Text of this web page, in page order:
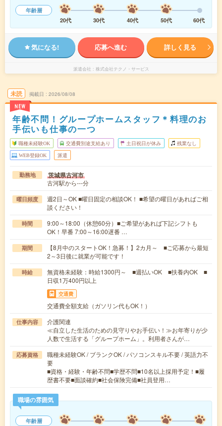
年齢層
20代
30代 40代 50代 60代
気になる! 応募へ進む 詳しく見る
派遣会社 株式会社テクノ・サービス
未読
NEW
掲載日 2026/08/08
年齢不問！グループホームスタッフ＊料理のお
手伝いも仕事の一つ
職種未経験OK 交通費別途支給あり 土日祝日が休み 残業なし
WEB登録OK 派遣
勤務地 茨城県古河市
古河駅から---分
曜日頻度
週2日～OK ■曜日固定の相談OK！ ■希望の曜日があればご相
談ください！
時間
9:00～18:00（休憩60分）■ご希望があれば下記シフトも
OK！早番 7:00～16:00遅番 …
期間
【8月中のスタートOK！急募！】2カ月～ ■ご応募から最短
2～3日後に就業が可能です！
時給
無資格未経験：時給1300円～ ■週払いOK ■扶養内OK ■
日収1万400円以上
交通費
交通費全額支給（ガソリン代もOK！）
仕事内容
介護関連
≪自立した生活のための見守りやお手伝い！≫お年寄りが少
人数で生活する「グループホーム」。利用者さんが…
応募資格
職種未経験OK / ブランクOK / パソコンスキル不要 / 英語力不
要
■資格・経験・年齢不問■学歴不問■10名以上採用予定！■履
歴書不要■面談確約■社会保険完備■社員登用…
職場の雰囲気
年齢層